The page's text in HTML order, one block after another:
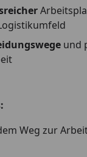
und
Weg zur